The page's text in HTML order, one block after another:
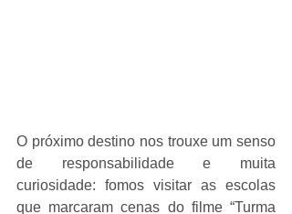
O próximo destino nos trouxe um senso
de responsabilidade e muita
curiosidade: fomos visitar as escolas
que marcaram cenas do filme “Turma